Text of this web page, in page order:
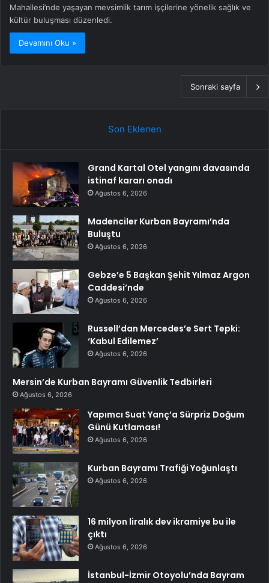
Mahallesi’nde yaşayan mevsimlik tarım işçilerine yönelik sağlık ve
kültür buluşması düzenledi.
Devamını Oku »
Sonraki sayfa
Son Eklenen
Grand Kartal Otel yangını davasında
istinaf kararı onadı
Ağustos 6, 2026
Madenciler Kurban Bayramı’nda
Buluştu
Ağustos 6, 2026
Gebze’e 5 Başkan Şehit Yılmaz Argon
Caddesi’nde
Ağustos 6, 2026
Russell’dan Mercedes’e Sert Tepki:
‘Kabul Edilemez’
Ağustos 6, 2026
Mersin’de Kurban Bayramı Güvenlik Tedbirleri
Ağustos 6, 2026
Yapımcı Suat Yanç’a Sürpriz Doğum
Günü Kutlaması!
Ağustos 6, 2026
Kurban Bayramı Trafiği Yoğunlaştı
Ağustos 6, 2026
16 milyon liralık dev ikramiye bu ile
çıktı
Ağustos 6, 2026
İstanbul-İzmir Otoyolu’nda Bayram